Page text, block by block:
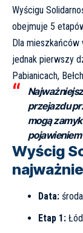
Wyścigu
obejmuje 5
Dla
jednak pierwszy
Pabianicach,
przejazdu
mogą
Wyścig
Data:
Etap 1: